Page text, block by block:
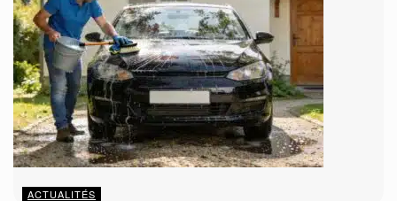
ACTUALITÉS